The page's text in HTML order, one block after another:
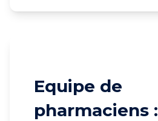
Equipe de
pharmaciens :